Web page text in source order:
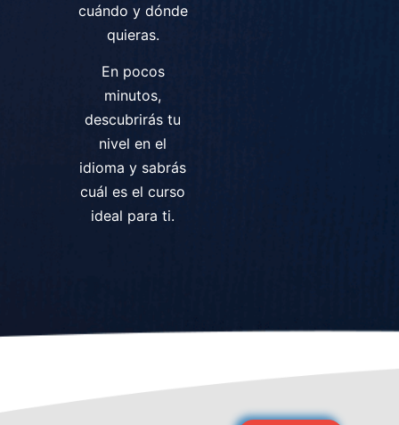
cuándo y dónde
quieras.
En pocos
minutos,
descubrirás tu
nivel en el
idioma y sabrás
cuál es el curso
ideal para ti.